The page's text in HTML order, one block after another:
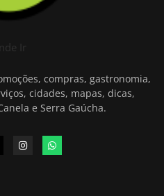
Ir
compras, gastronomia,
cidades, mapas, dicas,
e Serra Gaúcha.